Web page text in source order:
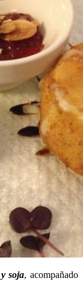
soja, acompañado